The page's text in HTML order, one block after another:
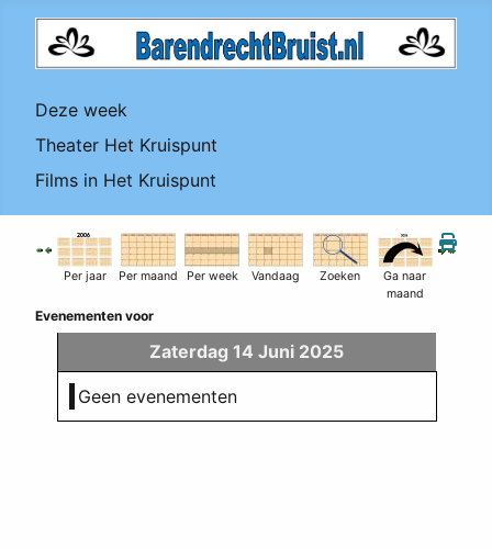
Deze week
Theater Het Kruispunt
Films in Het Kruispunt
Per jaar Per maand Per week Vandaag Zoeken
Ga naar
maand
Evenementen voor
Zaterdag 14 Juni 2025
Geen evenementen